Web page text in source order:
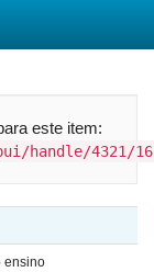
este item:
handle/4321/
ensino